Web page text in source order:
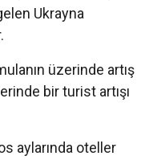
Ukrayna
üzerinde artış
bir turist artışı
aylarında oteller